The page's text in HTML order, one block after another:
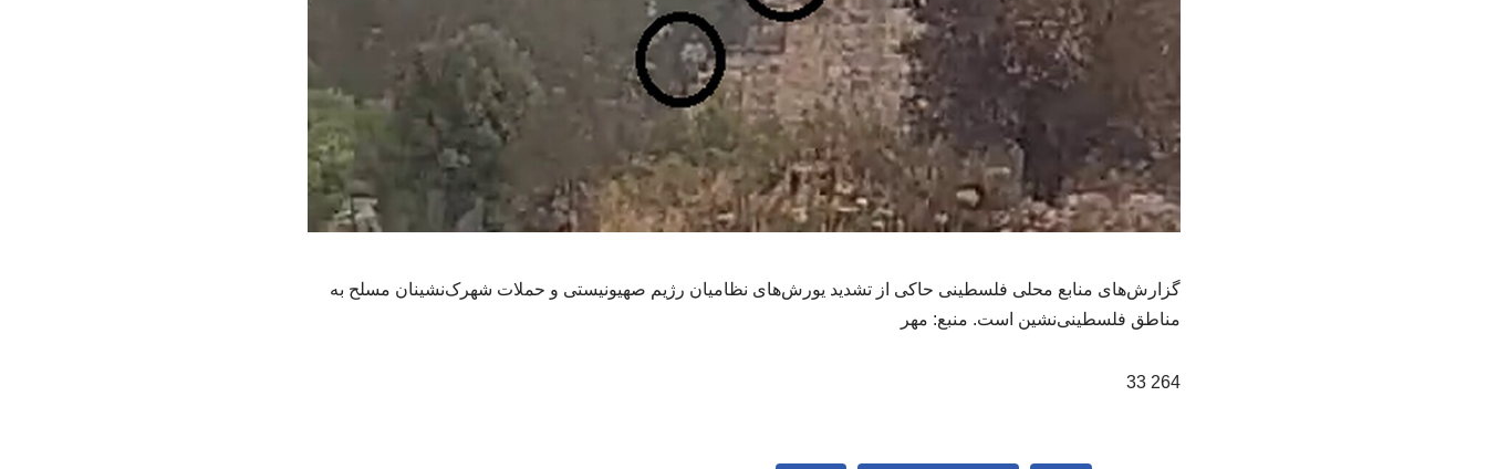
گزارش‌های منابع محلی فلسطینی حاکی از تشدید یورش‌های نظامیان رژیم صهیونیستی و حملات شهرک‌نشینان مسلح به
مناطق فلسطینی‌نشین است. منبع: مهر
264 33